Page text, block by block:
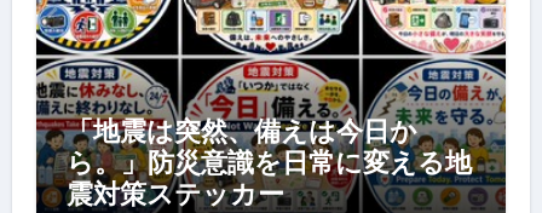
「地震は突然、備えは今日か
ら。」防災意識を日常に変える地
震対策ステッカー